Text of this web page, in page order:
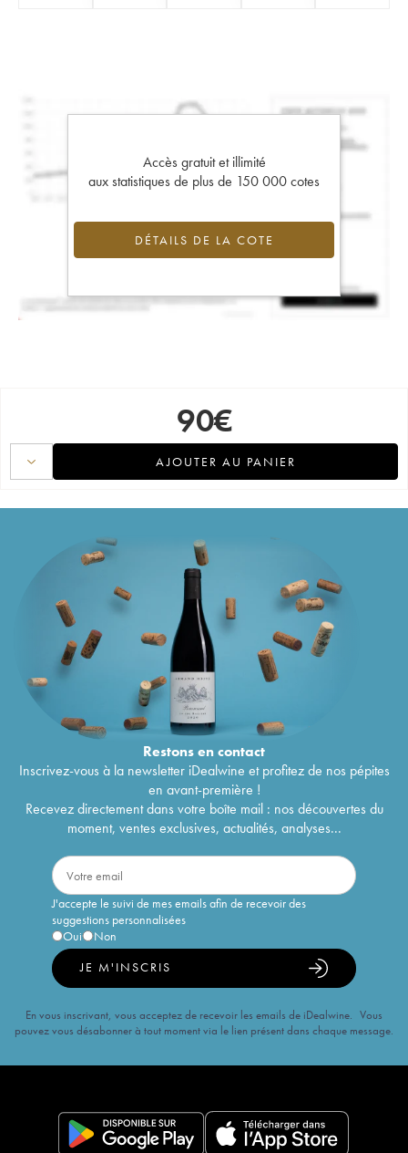
Accès gratuit et illimité
aux statistiques de plus de 150 000 cotes
DÉTAILS DE LA COTE
90€
AJOUTER AU PANIER
Restons encontact
Inscrivez-vous à la newsletter iDealwine et profitez de nos pépites
en avant-première !
Recevez directement dans votre boîte mail : nos découvertes du
moment, ventes exclusives, actualités, analyses...
J'accepte le suivi de mes emails afin de recevoir des
suggestions personnalisées
Oui
Non
JE M'INSCRIS
En vous inscrivant, vous acceptez de recevoir les emails de iDealwine. Vous
pouvez vous désabonner à tout moment via le lien présent dans chaque message.